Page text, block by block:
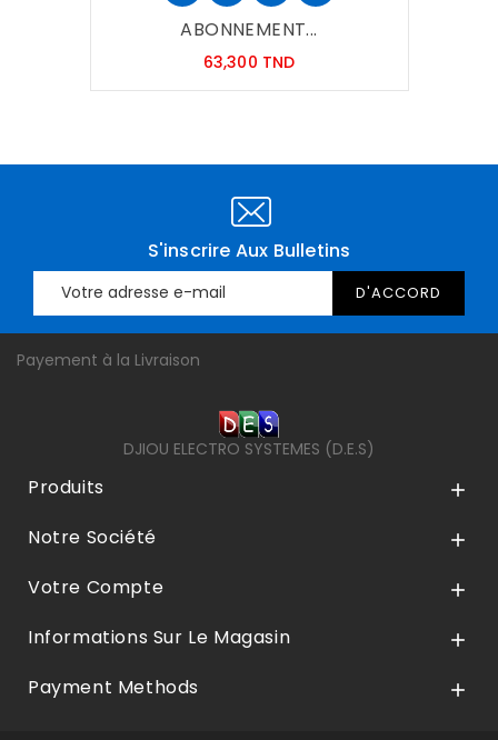
ABONNEMENT...
63,300 TNDPrix
S'inscrire Aux Bulletins
Payement à la Livraison
DJIOU ELECTRO SYSTEMES (D.E.S)
Produits 
Notre Société 
Votre Compte 
Informations Sur Le Magasin 
Payment Methods 